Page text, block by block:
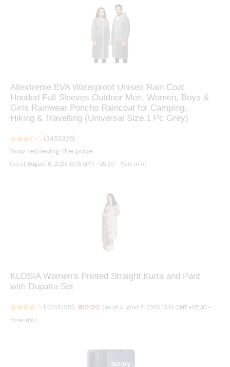
Allextreme EVA Waterproof Unisex Rain Coat
Hooded Full Sleeves Outdoor Men, Women, Boys &
Girls Rainwear Poncho Raincoat for Camping,
Hiking & Travelling (Universal Size,1 Pc Grey)
(3455328)
Now retrieving the price.
(as of August 8, 2026 13:16 GMT +05:30 - More info)
KLOSIA Women's Printed Straight Kurta and Pant
with Dupatta Set
(4251259) ₹619.00 (as of August 8, 2026 13:16 GMT +05:30 -
More info)